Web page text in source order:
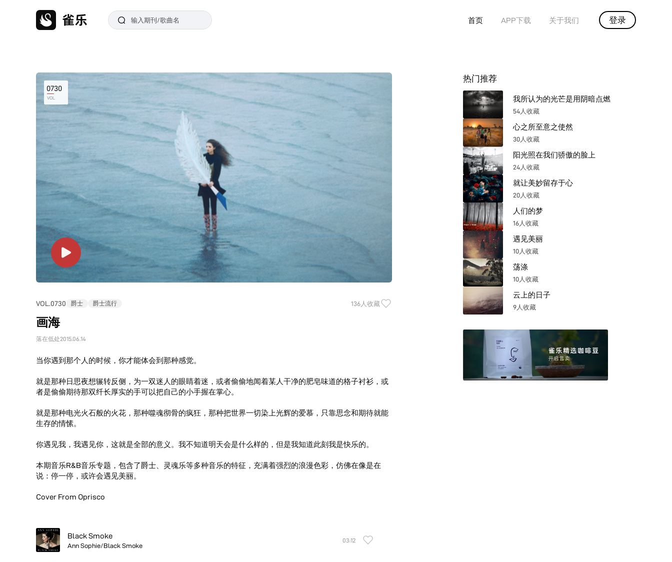
首页 APP下载 关于我们 登录
0730
VOL
VOL.0730 爵士 爵士流行 136人收藏
画海
落在低处2015.06.14
当你遇到那个人的时候，你才能体会到那种感觉。
就是那种日思夜想辗转反侧，为一双迷人的眼睛着迷，或者偷偷地闻着某人干净的肥皂味道的格子衬衫，或
者是偷偷期待那双纤长厚实的手可以把自己的小手握在掌心。
就是那种电光火石般的火花，那种噬魂彻骨的疯狂，那种把世界一切染上光辉的爱慕，只靠思念和期待就能
生存的情愫。
你遇见我，我遇见你，这就是全部的意义。我不知道明天会是什么样的，但是我知道此刻我是快乐的。
本期音乐R&B音乐专题，包含了爵士、灵魂乐等多种音乐的特征，充满着强烈的浪漫色彩，仿佛在像是在
说：停一停，或许会遇见美丽。
Cover From Oprisco
Black Smoke
Ann Sophie/Black Smoke
03:12
热门推荐
我所认为的光芒是用阴暗点燃
54人收藏
心之所至意之使然
30人收藏
阳光照在我们骄傲的脸上
24人收藏
就让美妙留存于心
20人收藏
人们的梦
16人收藏
遇见美丽
10人收藏
荡涤
10人收藏
云上的日子
9人收藏